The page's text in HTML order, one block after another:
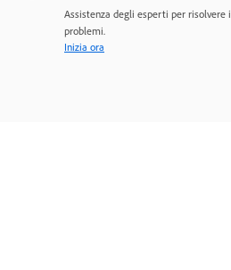
Assistenza degli esperti per risolvere i
problemi.
Inizia ora